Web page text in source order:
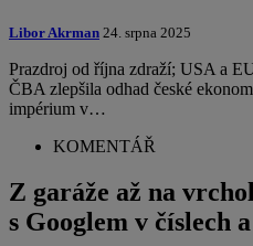
Libor Akrman 24. srpna 2025
Prazdroj od října zdraží; USA a
ČBA zlepšila odhad české
impérium v…
KOMENTÁŘ
Z garáže až na
s Googlem v číslech